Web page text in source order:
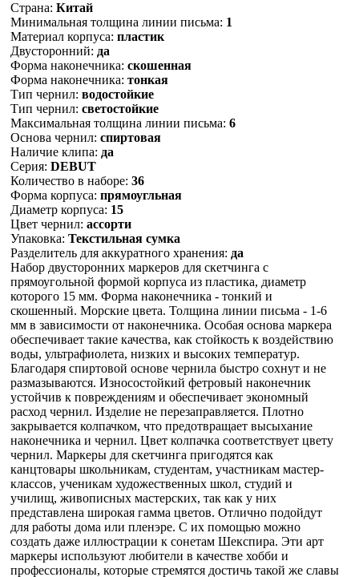
Страна: Китай
Минимальная толщина линии письма: 1
Материал корпуса: пластик
Двусторонний: да
Форма наконечника: скошенная
Форма наконечника: тонкая
Тип чернил: водостойкие
Тип чернил: светостойкие
Максимальная толщина линии письма: 6
Основа чернил: спиртовая
Наличие клипа: да
Серия: DEBUT
Количество в наборе: 36
Форма корпуса: прямоугльная
Диаметр корпуса: 15
Цвет чернил: ассорти
Упаковка: Текстильная сумка
Разделитель для аккуратного хранения: да
Набор двусторонних маркеров для скетчинга с
прямоугольной формой корпуса из пластика, диаметр
которого 15 мм. Форма наконечника - тонкий и
скошенный. Морские цвета. Толщина линии письма - 1-6
мм в зависимости от наконечника. Особая основа маркера
обеспечивает такие качества, как стойкость к воздействию
воды, ультрафиолета, низких и высоких температур.
Благодаря спиртовой основе чернила быстро сохнут и не
размазываются. Износостойкий фетровый наконечник
устойчив к повреждениям и обеспечивает экономный
расход чернил. Изделие не перезаправляется. Плотно
закрывается колпачком, что предотвращает высыхание
наконечника и чернил. Цвет колпачка соответствует цвету
чернил. Маркеры для скетчинга пригодятся как
канцтовары школьникам, студентам, участникам мастер-
классов, ученикам художественных школ, студий и
училищ, живописных мастерских, так как у них
представлена широкая гамма цветов. Отлично подойдут
для работы дома или пленэре. С их помощью можно
создать даже иллюстрации к сонетам Шекспира. Эти арт
маркеры используют любители в качестве хобби и
профессионалы, которые стремятся достичь такой же славы